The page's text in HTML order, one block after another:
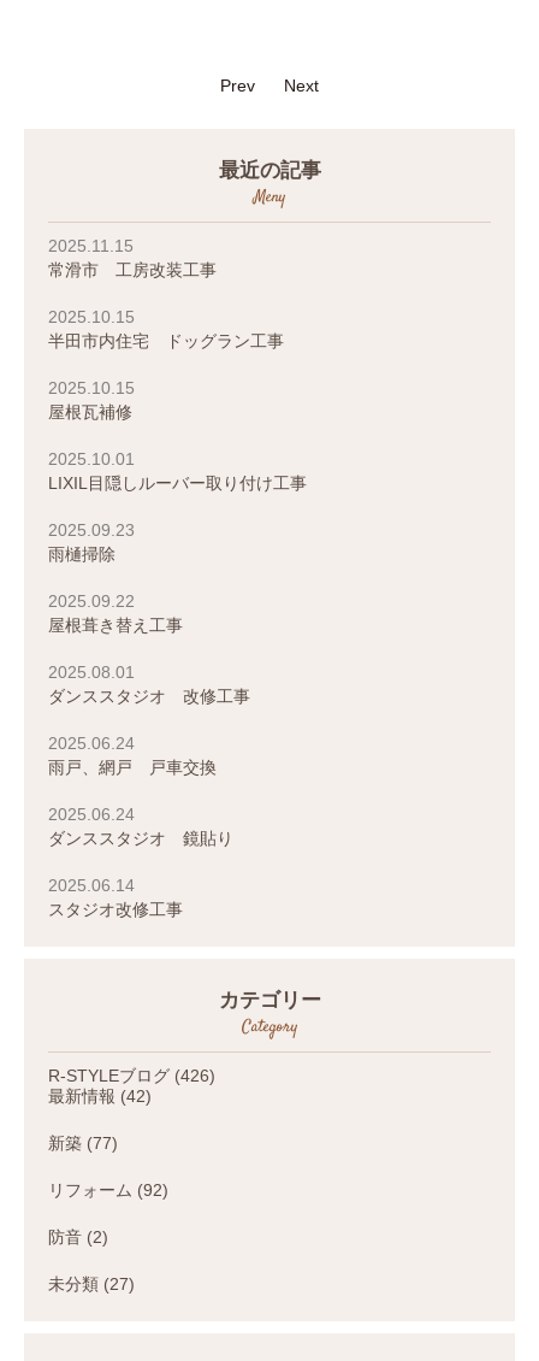
Prev Next
最近の記事
Meny
2025.11.15
常滑市 工房改装工事
2025.10.15
半田市内住宅 ドッグラン工事
2025.10.15
屋根瓦補修
2025.10.01
LIXIL目隠しルーバー取り付け工事
2025.09.23
雨樋掃除
2025.09.22
屋根葺き替え工事
2025.08.01
ダンススタジオ 改修工事
2025.06.24
雨戸、網戸 戸車交換
2025.06.24
ダンススタジオ 鏡貼り
2025.06.14
スタジオ改修工事
カテゴリー
Category
R-STYLEブログ (426)
最新情報 (42)
新築 (77)
リフォーム (92)
防音 (2)
未分類 (27)